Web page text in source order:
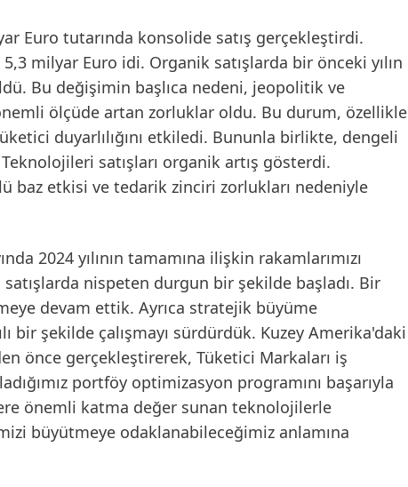
Euro tutarında konsolide satış gerçekleştirdi.
milyar Euro idi. Organik satışlarda bir önceki yılın
Bu değişimin başlıca nedeni, jeopolitik ve
ölçüde artan zorluklar oldu. Bu durum, özellikle
duyarlılığını etkiledi. Bununla birlikte, dengeli
satışları organik artış gösterdi.
baz etkisi ve tedarik zinciri zorlukları nedeniyle
2024 yılının tamamına ilişkin rakamlarımızı
satışlarda nispeten durgun bir şekilde başladı. Bir
devam ettik. Ayrıca stratejik büyüme
bir şekilde çalışmayı sürdürdük. Kuzey Amerika'daki
önce gerçekleştirerek, Tüketici Markaları iş
portföy optimizasyon programını başarıyla
önemli katma değer sunan teknolojilerle
büyütmeye odaklanabileceğimiz anlamına